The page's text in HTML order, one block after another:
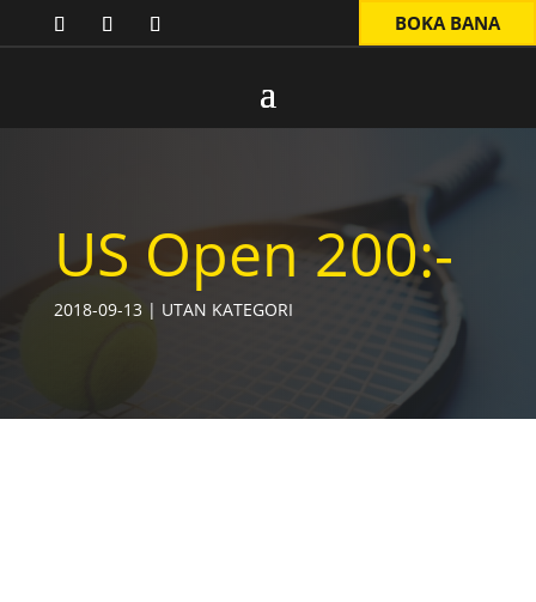
BOKA BANA
US Open 200:-
2018-09-13| UTAN KATEGORI